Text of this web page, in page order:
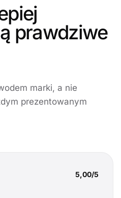
prawdziwe
marki, a nie
prezentowanym
5,00/5